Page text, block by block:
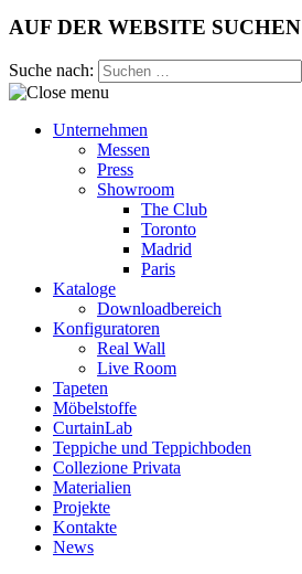
AUF DER WEBSITE SUCHEN
Suche nach:
Unternehmen
Messen
Press
Showroom
The Club
Toronto
Madrid
Paris
Kataloge
Downloadbereich
Konfiguratoren
Real Wall
Live Room
Tapeten
Möbelstoffe
CurtainLab
Teppiche und Teppichboden
Collezione Privata
Materialien
Projekte
Kontakte
News